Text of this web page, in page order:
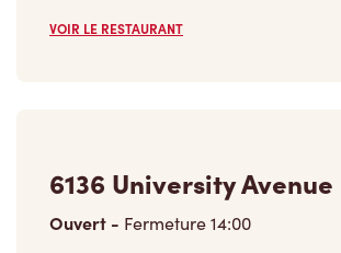
VOIR LE RESTAURANT
6136 University Avenue
Ouvert - Fermeture14:00